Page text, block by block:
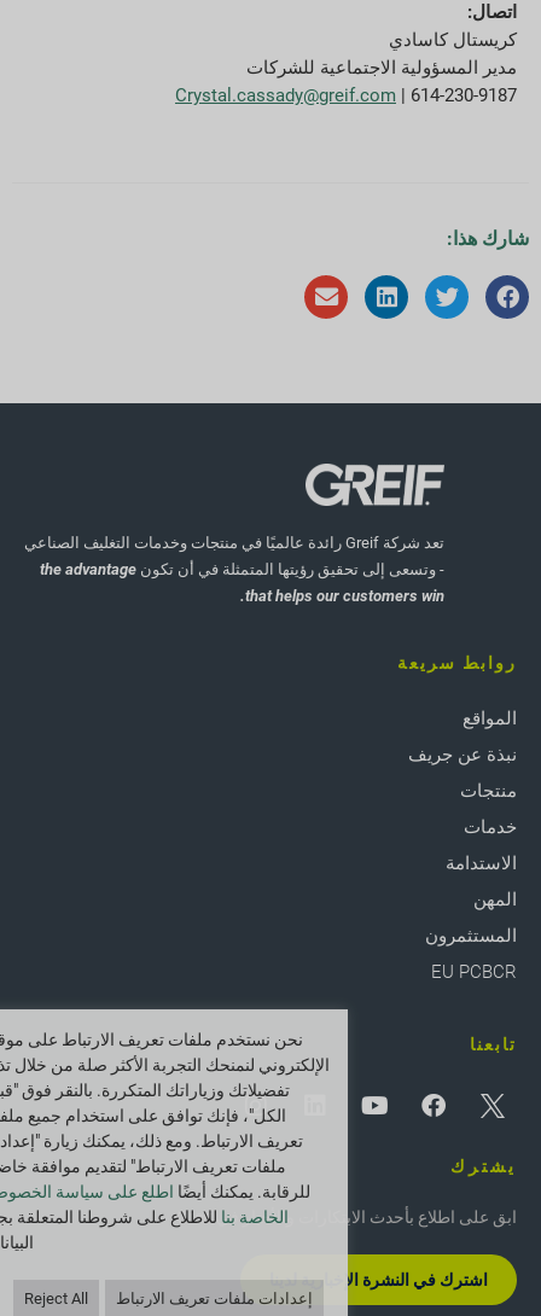
اتصال:
كريستال كاسادي
مدير المسؤولية الاجتماعية للشركات
Crystal.cassady@greif.com | 614-230-9187
شارك هذا:
تعد شركة Greif رائدة عالميًا في منتجات وخدمات التغليف الصناعي
- وتسعى إلى تحقيق رؤيتها المتمثلة في أن تكون the advantage
that helps our customers win.
روابط سريعة
المواقع
نبذة عن جريف
منتجات
خدمات
الاستدامة
المهن
المستثمرون
EU PCBCR
تابعنا
يشترك
ابق على اطلاع بأحدث الابتكارات والأخبار في Greif.
اشترك في النشرة الإخبارية لدينا
نحن نستخدم ملفات تعريف الارتباط على
الإلكتروني لنمنحك التجربة الأكثر صلة من خلال
تفضيلاتك وزياراتك المتكررة. بالنقر فوق
الكل"، فإنك توافق على استخدام جميع
تعريف الارتباط. ومع ذلك، يمكنك زيارة
ملفات تعريف الارتباط" لتقديم موافقة
للرقابة. يمكنك أيضًا اطلع على سياسة
الخاصة بنا للاطلاع على شروطنا المتعلقة
إعدادات ملفات تعريف الارتباط Reject All